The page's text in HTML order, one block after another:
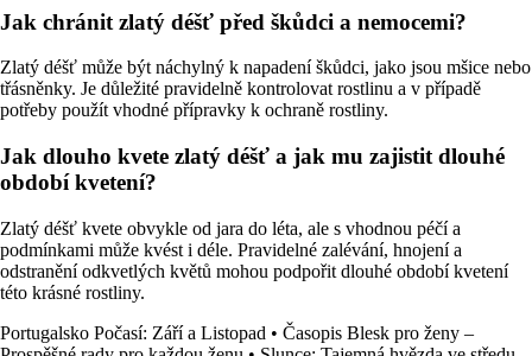
Jak chránit zlatý déšť před škůdci a nemocemi?
Zlatý déšť může být náchylný k napadení škůdci, jako jsou mšice nebo
třásněnky. Je důležité pravidelně kontrolovat rostlinu a v případě
potřeby použít vhodné přípravky k ochraně rostliny.
Jak dlouho kvete zlatý déšť a jak mu zajistit dlouhé
období kvetení?
Zlatý déšť kvete obvykle od jara do léta, ale s vhodnou péčí a
podmínkami může kvést i déle. Pravidelné zalévání, hnojení a
odstranění odkvetlých květů mohou podpořit dlouhé období kvetení
této krásné rostliny.
Portugalsko Počasí: Září a Listopad • Časopis Blesk pro ženy –